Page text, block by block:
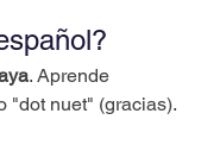
. Aprende
"dot nuet" (gracias).